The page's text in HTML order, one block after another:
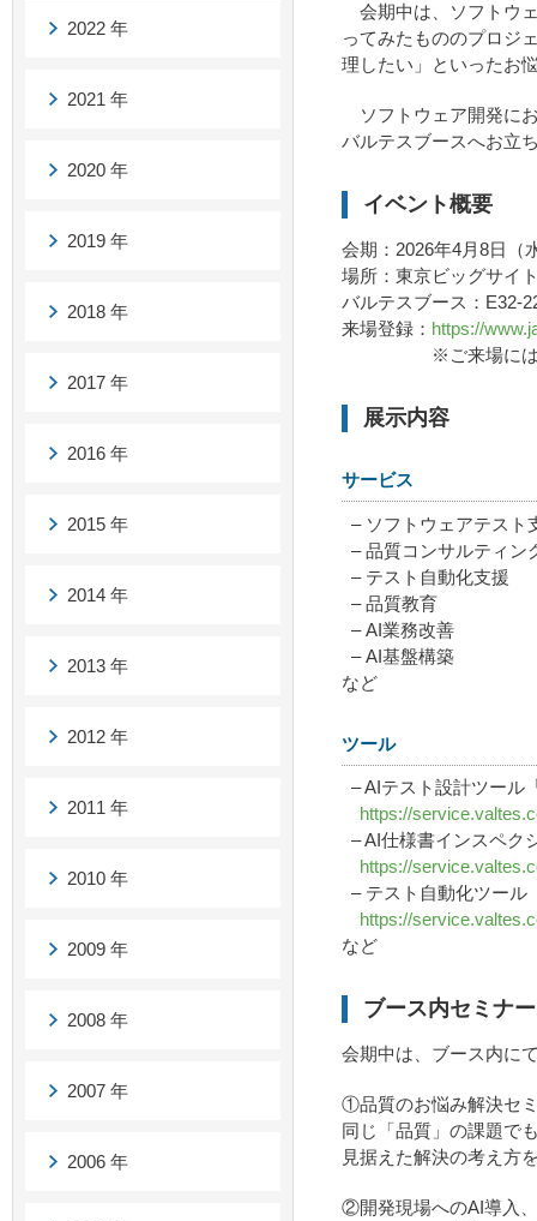
会期中は、ソフトウ
ってみたもののプロジ
理したい」といったお
ソフトウェア開発に
バルテスブースへお立
イベント概要
会期：2026年4月8日（
場所：東京ビッグサイ
バルテスブース：E32-
来場登録： https://
※ご来場には事前登
展示内容
サービス
– ソフトウェアテスト
– 品質コンサルティン
– テスト自動化支援
– 品質教育
– AI業務改善
– AI基盤構築
など
ツール
– AIテスト設計ツール
https://
– AI仕様書インスペク
https://
– テスト自動化ツール
https://
など
ブース内セミナー
会期中は、ブース内に
①品質のお悩み解決セ
同じ「品質」の課題で
見据えた解決の考え方
②開発現場へのAI導入
2022 年
2021 年
2020 年
2019 年
2018 年
2017 年
2016 年
2015 年
2014 年
2013 年
2012 年
2011 年
2010 年
2009 年
2008 年
2007 年
2006 年